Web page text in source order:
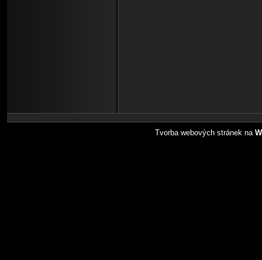
Tvorba webových stránek na